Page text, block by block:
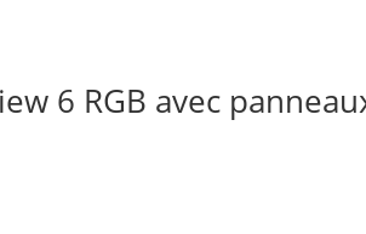
6 RGB avec